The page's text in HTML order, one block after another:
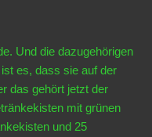
Und die dazugehörigen
es, dass sie auf der
das gehört jetzt der
mit grünen
und 25